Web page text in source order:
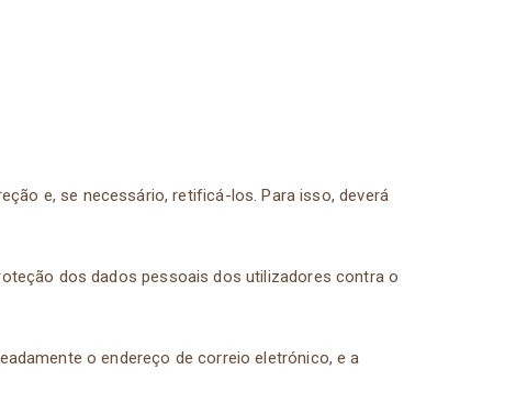
e, se necessário, retificá-los. Para isso, deverá
dos dados pessoais dos utilizadores contra o
o endereço de correio eletrónico, e a